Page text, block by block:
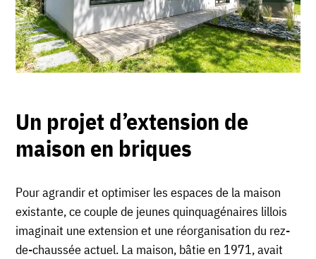
Un projet d’extension de
maison en briques
Pour agrandir et optimiser les espaces de la maison
existante, ce couple de jeunes quinquagénaires lillois
imaginait une extension et une réorganisation du rez-
de-chaussée actuel. La maison, bâtie en 1971, avait